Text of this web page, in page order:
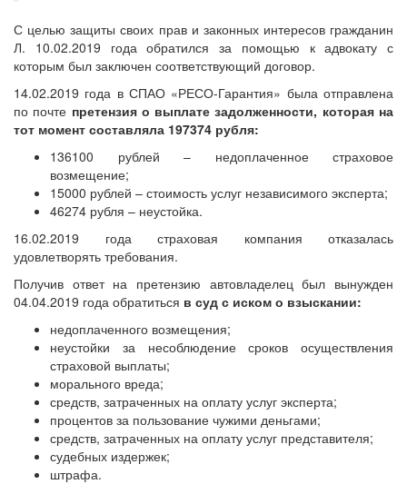
С целью защиты своих прав и законных интересов гражданин
Л. 10.02.2019 года обратился за помощью к адвокату с
которым был заключен соответствующий договор.
14.02.2019 года в СПАО «РЕСО-Гарантия» была отправлена
по почте претензия о выплате задолженности, которая на
тот момент составляла 197374 рубля:
136100 рублей – недоплаченное страховое
возмещение;
15000 рублей – стоимость услуг независимого эксперта;
46274 рубля – неустойка.
16.02.2019 года страховая компания отказалась
удовлетворять требования.
Получив ответ на претензию автовладелец был вынужден
04.04.2019 года обратиться в суд с иском о взыскании:
недоплаченного возмещения;
неустойки за несоблюдение сроков осуществления
страховой выплаты;
морального вреда;
средств, затраченных на оплату услуг эксперта;
процентов за пользование чужими деньгами;
средств, затраченных на оплату услуг представителя;
судебных издержек;
штрафа.